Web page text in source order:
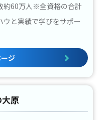
約60万人※全資格の合計
ウと実績で学びをサポー
ジ
原